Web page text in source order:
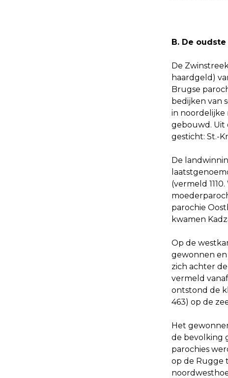
B. De
De
haardgeld)
Brugse
bedijken van
in noordelijke
gebouwd. Uit
gesticht: St.-
De
(vermeld
parochie
kwamen
Op de
gewonnen en
zich achter
vermeld
ontstond de
463) op de
Het
de bevolking
parochies
op de Rugge